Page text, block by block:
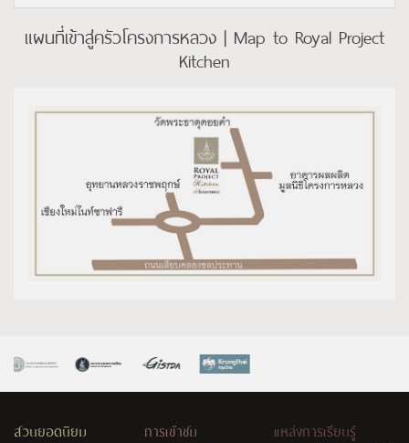
แผนที่เข้าสู่ครัวโครงการหลวง | Map to Royal Project
Kitchen
สวนยอดนิยม การเข้าชม แหล่งการเรียนรู้